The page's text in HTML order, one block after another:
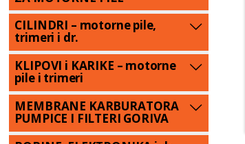
CILINDRI – motorne pile,
trimeri i dr.
KLIPOVI i KARIKE – motorne
pile i trimeri
MEMBRANE KARBURATORA
PUMPICE I FILTERI GORIVA